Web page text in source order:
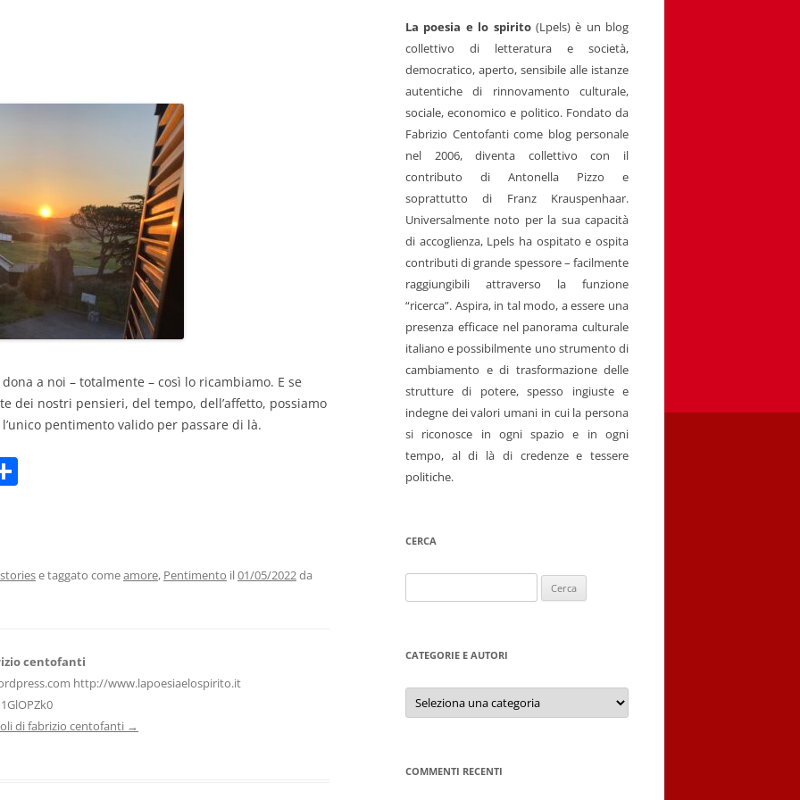
KIKA BOHR
MARINO MAGLIANI
MATTEO TELARA
MONICA MAZZITELLI
PASQUALE VITAGLIANO
RICCARDO FERRAZZI
ROBERTO PLEVANO
a noi – totalmente – così lo ricambiamo. E se
dei nostri pensieri, del tempo, dell’affetto, possiamo
pentimento valido per passare di là.
vie taggato comeamore, Pentimento il01/05/2022da
centofanti
http://www.lapoesiaelospirito.it
di fabrizio centofanti →
La poesia e lo spirito(Lpels) è un blog
collettivo di letteratura e società,
democratico, aperto, sensibile alle istanze
autentiche di rinnovamento culturale,
sociale, economico e politico. Fondato da
Fabrizio Centofanti come blog personale
nel 2006, diventa collettivo con il
contributo di Antonella Pizzo e
soprattutto di Franz Krauspenhaar.
Universalmente noto per la sua capacità
di accoglienza, Lpels ha ospitato e ospita
contributi di grande spessore – facilmente
raggiungibili attraverso la funzione
“ricerca”. Aspira, in tal modo, a essere una
presenza efficace nel panorama culturale
italiano e possibilmente uno strumento di
cambiamento e di trasformazione delle
strutture di potere, spesso ingiuste e
indegne dei valori umani in cui la persona
si riconosce in ogni spazio e in ogni
tempo, al di là di credenze e tessere
politiche.
CERCA
per:
CATEGORIE E AUTORI
Categorie
autori
COMMENTI RECENTI